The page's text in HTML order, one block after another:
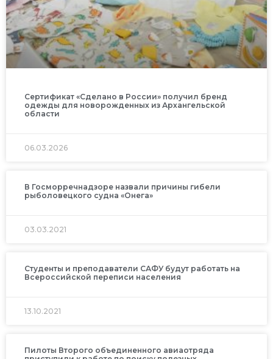
Сертификат «Сделано в России» получил бренд
одежды для новорожденных из Архангельской
области
06.03.2026
В Госморречнадзоре назвали причины гибели
рыболовецкого судна «Онега»
03.03.2021
Студенты и преподаватели САФУ будут работать на
Всероссийской переписи населения
13.10.2021
Пилоты Второго объединенного авиаотряда